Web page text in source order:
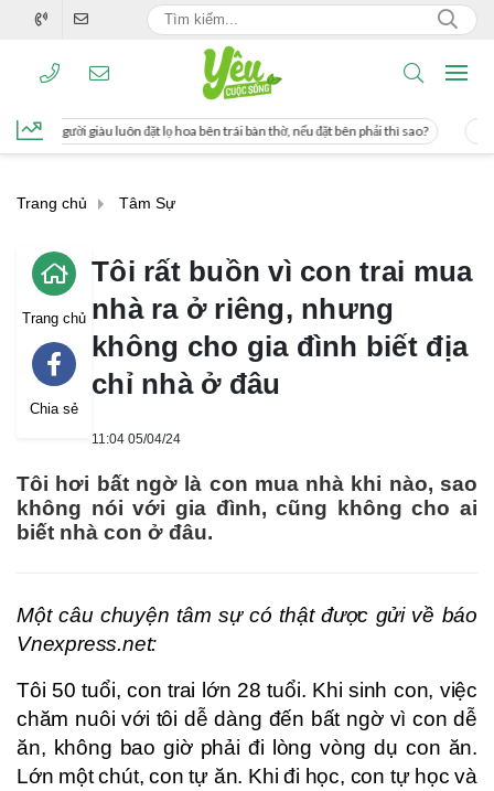
lọ hoa bên trái bàn thờ, nếu đặt bên phải thì sao? Cách uống nước mía
Trang chủ Tâm Sự
Trang chủ
Chia sẻ
Tôi rất buồn vì con trai mua
nhà ra ở riêng, nhưng
không cho gia đình biết địa
chỉ nhà ở đâu
11:04 05/04/24
Tôi hơi bất ngờ là con mua nhà khi nào, sao
không nói với gia đình, cũng không cho ai
biết nhà con ở đâu.
Một câu chuyện tâm sự có thật được gửi về báo
Vnexpress.net:
Tôi 50 tuổi, con trai lớn 28 tuổi. Khi sinh con, việc
chăm nuôi với tôi dễ dàng đến bất ngờ vì con dễ
ăn, không bao giờ phải đi lòng vòng dụ con ăn.
Lớn một chút, con tự ăn. Khi đi học, con tự học và